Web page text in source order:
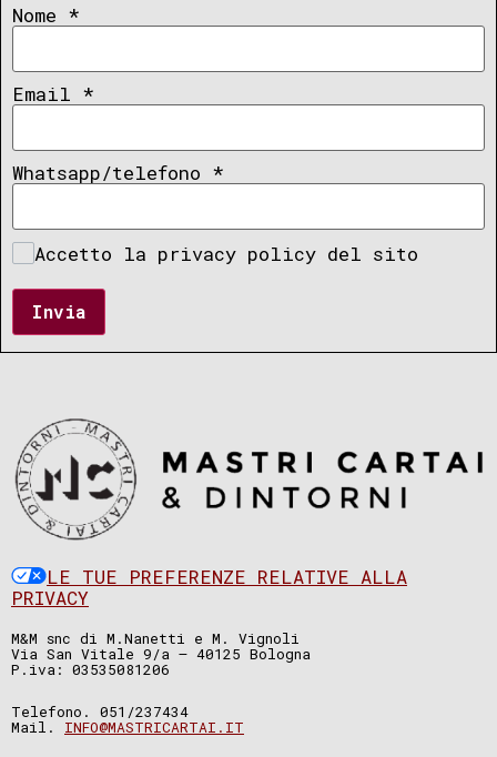
Nome *
Email *
Whatsapp/telefono *
Accetto la privacy policy del sito
Invia
LE TUE PREFERENZE RELATIVE ALLA
PRIVACY
M&M snc di M.Nanetti e M. Vignoli
Via San Vitale 9/a – 40125 Bologna
P.iva: 03535081206
Telefono. 051/237434
Mail. INFO@MASTRICARTAI.IT